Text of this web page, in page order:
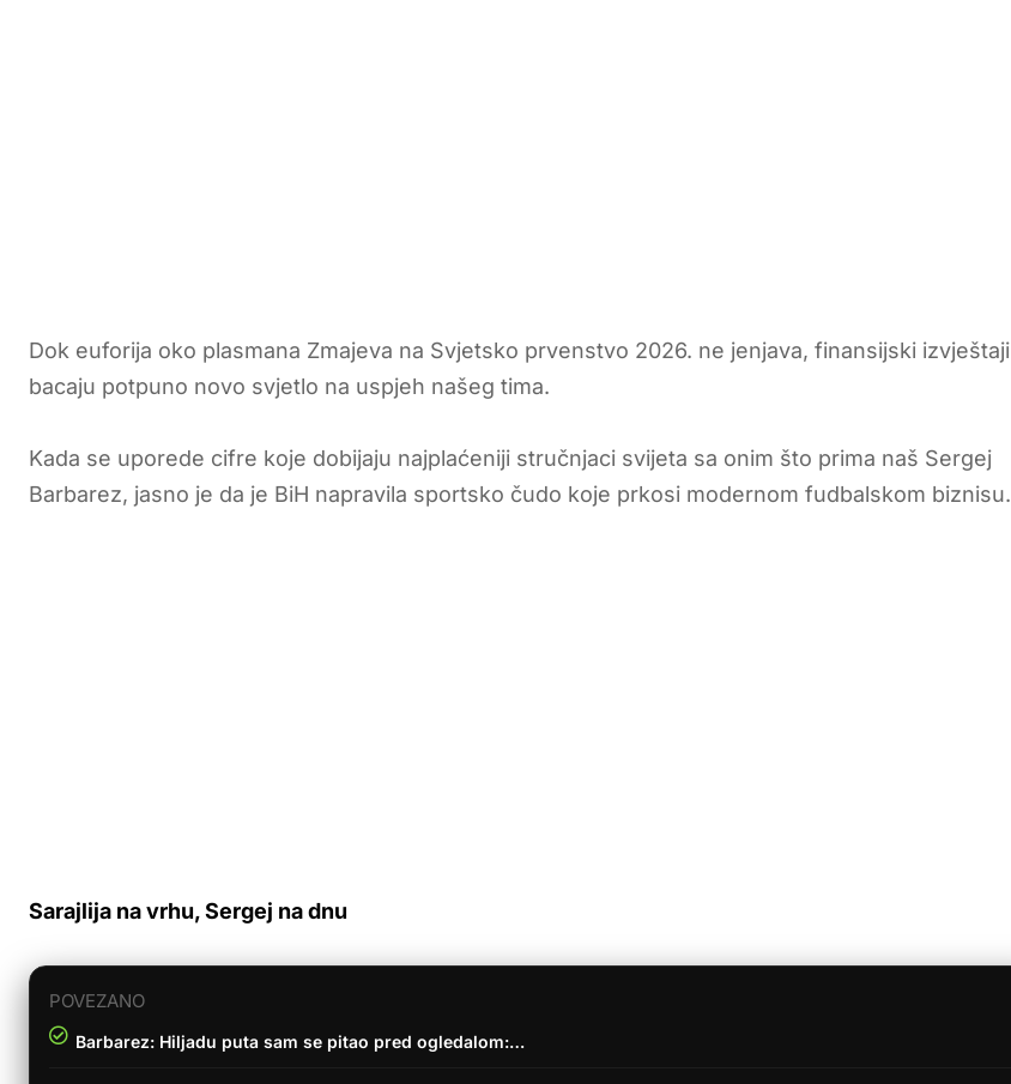
Dok euforija oko plasmana Zmajeva na Svjetsko prvenstvo 2026. ne jenjava, finansijski izvještaji
bacaju potpuno novo svjetlo na uspjeh našeg tima.
Kada se uporede cifre koje dobijaju najplaćeniji stručnjaci svijeta sa onim što prima naš Sergej
Barbarez, jasno je da je BiH napravila sportsko čudo koje prkosi modernom fudbalskom biznisu.
Sarajlija na vrhu, Sergej na dnu
POVEZANO
Barbarez: Hiljadu puta sam se pitao pred ogledalom:…